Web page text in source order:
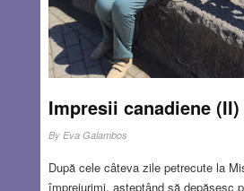
Impresii canadiene (II)
By Eva Galambos
După cele câteva zile petrecute la
împrejurimi, așteptând să depășesc